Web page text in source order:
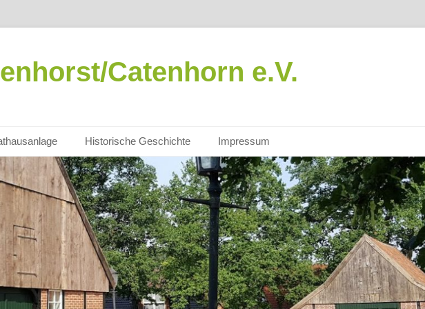
Catenhorn e.V.
Historische Geschichte Impressum